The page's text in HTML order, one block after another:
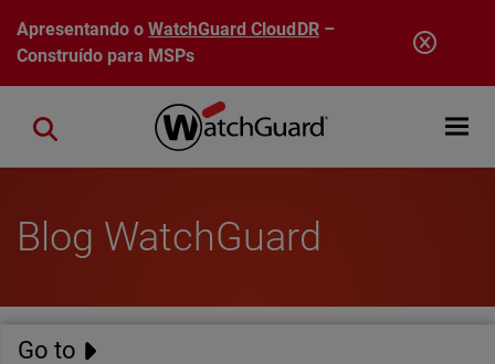
Pular para o conteúdo principal
Apresentando oWatchGuard CloudDR–
Construído para MSPs
Open
Close search
Blog WatchGuard
Go to